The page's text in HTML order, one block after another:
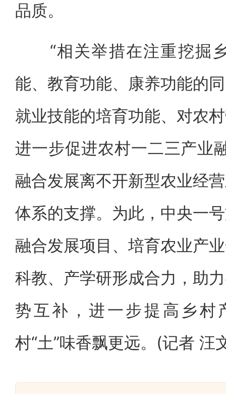
品质。
“相关举措在注重挖掘
能、教育功能、康养功能的
就业技能的培育功能、对农
进一步促进农村一二三产业
融合发展离不开新型农业经
体系的支撑。为此，中央一
融合发展项目、培育农业产
科教、产学研形成合力，助
势互补，进一步提高乡村
村“土”味香飘更远。(记者 汪